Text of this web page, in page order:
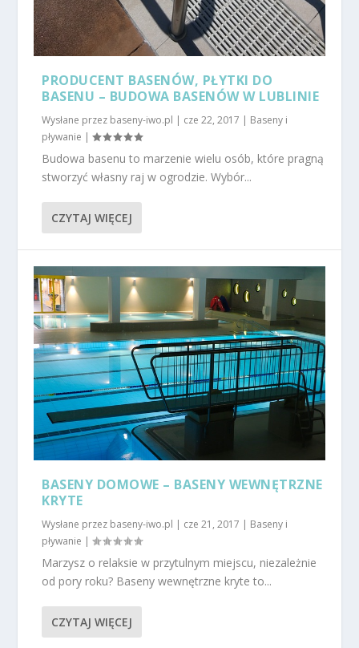
PRODUCENT BASENÓW, PŁYTKI DO
BASENU – BUDOWA BASENÓW W LUBLINIE
Wysłane przez baseny-iwo.pl | cze 22, 2017 | Baseny i
pływanie |
Budowa basenu to marzenie wielu osób, które pragną
stworzyć własny raj w ogrodzie. Wybór...
CZYTAJ WIĘCEJ
BASENY DOMOWE – BASENY WEWNĘTRZNE
KRYTE
Wysłane przez baseny-iwo.pl | cze 21, 2017 | Baseny i
pływanie |
Marzysz o relaksie w przytulnym miejscu, niezależnie
od pory roku? Baseny wewnętrzne kryte to...
CZYTAJ WIĘCEJ